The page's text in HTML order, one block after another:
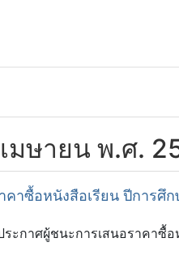
มษายน พ.ศ.
คาซื้อหนังสือเรียน ปีการศึก
ระกาศผู้ชนะการเสนอราคาซื้